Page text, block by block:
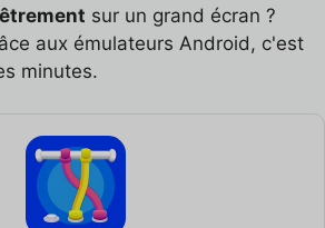
sur un grand écran ?
aux émulateurs Android, c'est
minutes.